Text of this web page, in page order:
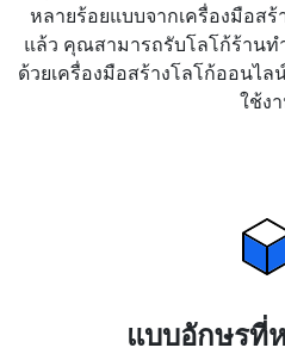
หลายร้อยแบบจากเครื่องมือสร้
แล้ว คุณสามารถรับโลโก้ร้าน
ด้วยเครื่องมือสร้างโลโก้ออนไล
ใช้ง
แบบอักษรที่